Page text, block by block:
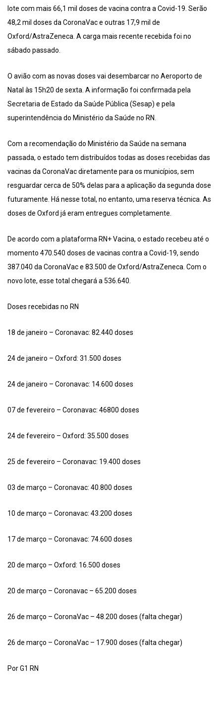
lote com mais 66,1 mil doses de vacina contra a Covid-19. Serão
48,2 mil doses da CoronaVac e outras 17,9 mil de
Oxford/AstraZeneca. A carga mais recente recebida foi no
sábado passado.
O avião com as novas doses vai desembarcar no Aeroporto de
Natal às 15h20 de sexta. A informação foi confirmada pela
Secretaria de Estado da Saúde Pública (Sesap) e pela
superintendência do Ministério da Saúde no RN.
Com a recomendação do Ministério da Saúde na semana
passada, o estado tem distribuídos todas as doses recebidas das
vacinas da CoronaVac diretamente para os municípios, sem
resguardar cerca de 50% delas para a aplicação da segunda dose
futuramente. Há nesse total, no entanto, uma reserva técnica. As
doses de Oxford já eram entregues completamente.
De acordo com a plataforma RN+ Vacina, o estado recebeu até o
momento 470.540 doses de vacinas contra a Covid-19, sendo
387.040 da CoronaVac e 83.500 de Oxford/AstraZeneca. Com o
novo lote, esse total chegará a 536.640.
Doses recebidas no RN
18 de janeiro – Coronavac: 82.440 doses
24 de janeiro – Oxford: 31.500 doses
24 de janeiro – Coronavac: 14.600 doses
07 de fevereiro – Coronavac: 46800 doses
24 de fevereiro – Oxford: 35.500 doses
25 de fevereiro – Coronavac: 19.400 doses
03 de março – Coronavac: 40.800 doses
10 de março – Coronavac: 43.200 doses
17 de março – Coronavac: 74.600 doses
20 de março – Oxford: 16.500 doses
20 de março – Coronavac – 65.200 doses
26 de março – CoronaVac – 48.200 doses (falta chegar)
26 de março – CoronaVac – 17.900 doses (falta chegar)
Por G1 RN